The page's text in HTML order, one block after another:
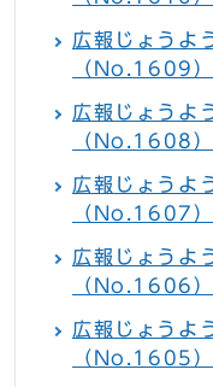
広報じょう
（No.1609）
広報じょう
（No.1608）
広報じょう
（No.1607）
広報じょう
（No.1606）
広報じょう
（No.1605）